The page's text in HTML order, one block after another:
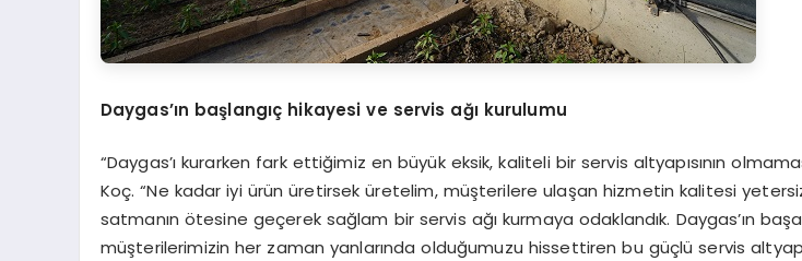
Daygas’ın başlangıç hikayesi ve servis ağı kurulumu
“Daygas’ı kurarken fark ettiğimiz en büyük eksik, kaliteli bir servis altyapısının
Koç. “Ne kadar iyi ürün üretirsek üretelim, müşterilere ulaşan hizmetin kalitesi
satmanın ötesine geçerek sağlam bir servis ağı kurmaya odaklandık. Daygas’ın
müşterilerimizin her zaman yanlarında olduğumuzu hissettiren bu güçlü servis